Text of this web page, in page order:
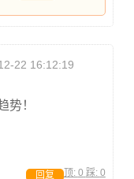
22 16:12:19
势！
顶: 0 踩: 0
回复